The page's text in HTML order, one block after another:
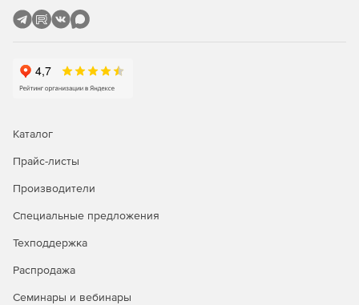
Графический WSDL-редактор (поддержка WSDL 1.1 и
Поддержка встроенных схем XML в файлах WSDL
(Enterprise).
Enterprise).
Enterprise).
Поддержка цифровых XML-подписей (только в
Мгновенное создание диаграмм для отображения и
Каталог
Прайс-листы
Производители
Специальные предложения
Техподдержка
Распродажа
Семинары и вебинары